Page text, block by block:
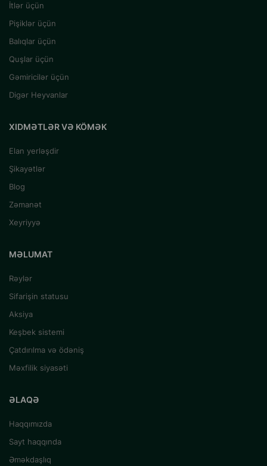
İtlər üçün
Pişiklər üçün
Balıqlar üçün
Quşlar üçün
Gəmiricilər üçün
Digər Heyvanlar
XIDMƏTLƏR VƏ KÖMƏK
Elan yerləşdir
Şikayətlər
Blog
Zəmanət
Xeyriyyə
MƏLUMAT
Rəylər
Sifarişin statusu
Aksiya
Keşbek sistemi
Çatdırılma və ödəniş
Məxfilik siyasəti
ƏLAQƏ
Haqqımızda
Sayt haqqında
Əməkdaşlıq